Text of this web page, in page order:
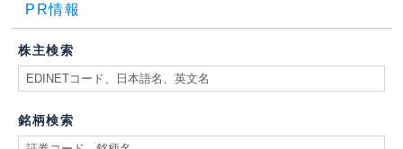
PR情報
株主検索
銘柄検索